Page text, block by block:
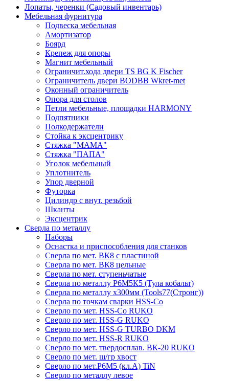
Лопаты, черенки (Садовый инвентарь)
Мебельная фурнитура
Подвеска мебельная
Амортизатор
Боярд
Крепеж для опоры
Магнит мебельный
Ограничит.хода двери TS BG K Fischer
Ограничитель двери BODBB Wkret-met
Оконный ограничитель
Опора для столов
Петли мебельные, площадки HARMONY
Подпятники
Полкодержатели
Стойка к эксцентрику
Стяжка "МАМА"
Стяжка "ПАПА"
Уголок мебельный
Уплотнитель
Упор дверной
Футорка
Цилиндр с внут. резьбой
Шканты
Эксцентрик
Сверла по металлу
Наборы
Оснастка и приспособления для станков
Сверла по мет. ВК8 с пластиной
Сверла по мет. ВК8 цельные
Сверла по мет. ступеньчатые
Сверла по металлу Р6М5К5 (Тула кобальт)
Сверла по металлу х300мм (Tools77(Стронг))
Сверла по точкам сварки HSS-Co
Сверло по мет. HSS-Co RUKO
Сверло по мет. HSS-G RUKO
Сверло по мет. HSS-G TURBO DKM
Сверло по мет. HSS-R RUKO
Сверло по мет. твердосплав. ВК-20 RUKO
Сверло по мет. ш/гр хвост
Сверло по мет.Р6М5 (кл.А) TiN
Сверло по металлу левое